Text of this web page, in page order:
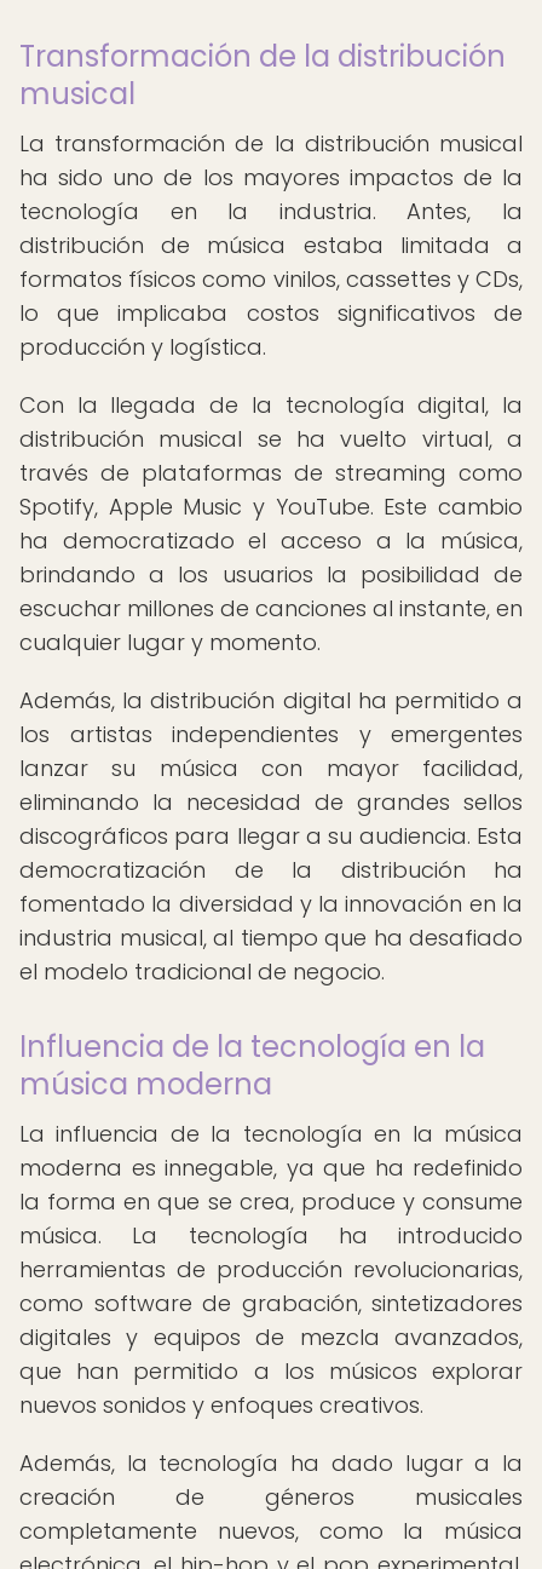
Transformación de la distribución
musical
La transformación de la distribución musical
ha sido uno de los mayores impactos de la
tecnología en la industria. Antes, la
distribución de música estaba limitada a
formatos físicos como vinilos, cassettes y CDs,
lo que implicaba costos significativos de
producción y logística.
Con la llegada de la tecnología digital, la
distribución musical se ha vuelto virtual, a
través de plataformas de streaming como
Spotify, Apple Music y YouTube. Este cambio
ha democratizado el acceso a la música,
brindando a los usuarios la posibilidad de
escuchar millones de canciones al instante, en
cualquier lugar y momento.
Además, la distribución digital ha permitido a
los artistas independientes y emergentes
lanzar su música con mayor facilidad,
eliminando la necesidad de grandes sellos
discográficos para llegar a su audiencia. Esta
democratización de la distribución ha
fomentado la diversidad y la innovación en la
industria musical, al tiempo que ha desafiado
el modelo tradicional de negocio.
Influencia de la tecnología en la
música moderna
La influencia de la tecnología en la música
moderna es innegable, ya que ha redefinido
la forma en que se crea, produce y consume
música. La tecnología ha introducido
herramientas de producción revolucionarias,
como software de grabación, sintetizadores
digitales y equipos de mezcla avanzados,
que han permitido a los músicos explorar
nuevos sonidos y enfoques creativos.
Además, la tecnología ha dado lugar a la
creación de géneros musicales
completamente nuevos, como la música